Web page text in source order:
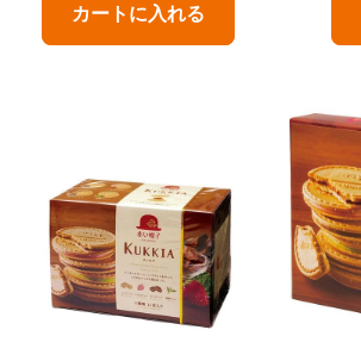
カートに入れる